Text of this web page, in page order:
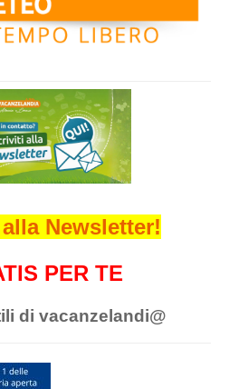
Newsletter!
PER TE
di vacanzelandi@